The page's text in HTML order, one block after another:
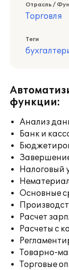
Отрасль /
Торговля
Теги
функции:
Анализ
Банк и
Налоговый
Основные
Расчет
Расчеты с
Товарно-
Торговые